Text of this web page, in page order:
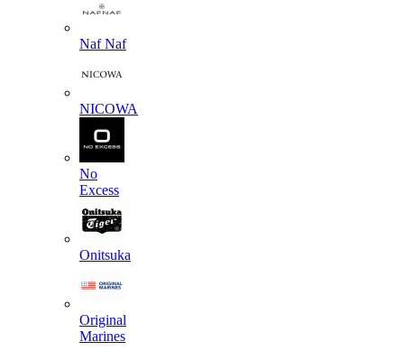
Naf Naf
NICOWA
No
Excess
Onitsuka
Original
Marines